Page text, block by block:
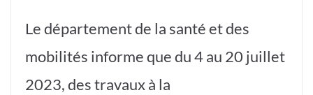
Le département de la santé et des
mobilités informe que du 4 au 20 juillet
2023, des travaux à la